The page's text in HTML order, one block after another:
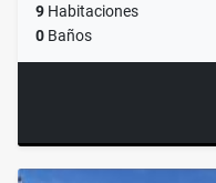
9 Habitaciones
0 Baños